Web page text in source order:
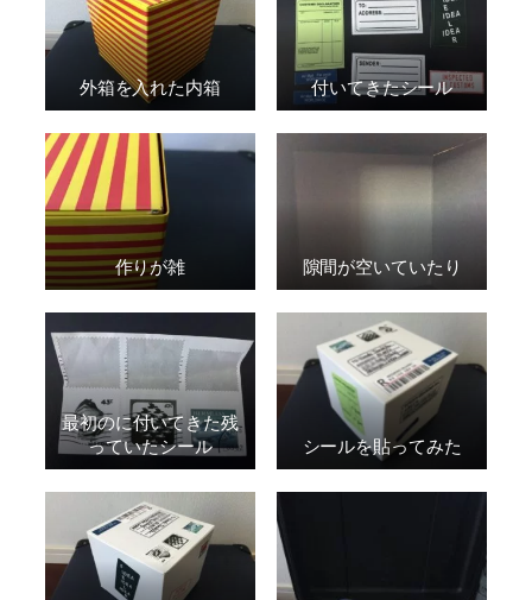
外箱を入れた内箱 付いてきたシール
作りが雑 隙間が空いていたり
最初のに付いてきた残
っていたシール
シールを貼ってみた